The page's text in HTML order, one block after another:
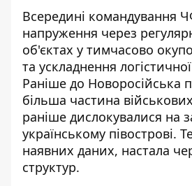
Всередині командування
напруження через
об'єктах у тимчасово
та ускладнення логістичної
Раніше до Новоросійська
більша частина
раніше дислокувалися на
українському півострові.
наявних даних, настала
структур.